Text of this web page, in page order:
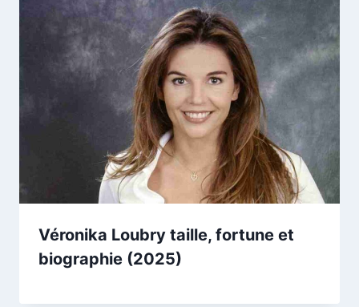
Véronika Loubry taille, fortune et
biographie (2025)